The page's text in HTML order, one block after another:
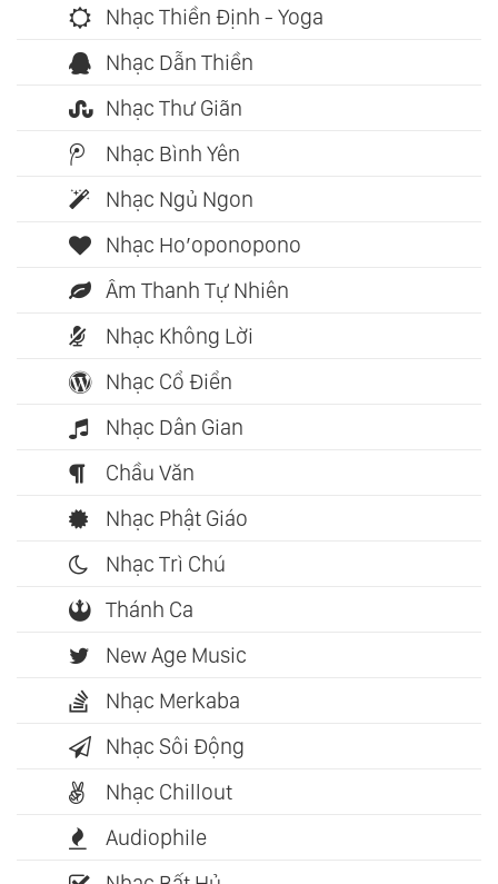
Nhạc Thiền Định - Yoga
Nhạc Dẫn Thiền
Nhạc Thư Giãn
Nhạc Bình Yên
Nhạc Ngủ Ngon
Nhạc Ho’oponopono
Âm Thanh Tự Nhiên
Nhạc Không Lời
Nhạc Cổ Điển
Nhạc Dân Gian
Chầu Văn
Nhạc Phật Giáo
Nhạc Trì Chú
Thánh Ca
New Age Music
Nhạc Merkaba
Nhạc Sôi Động
Nhạc Chillout
Audiophile